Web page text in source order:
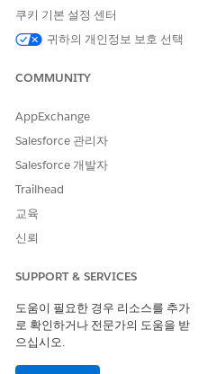
변경 사항을 저장합니다.
쿠키 기본 설정 센터
귀하의 개인정보 보호 선택
COMMUNITY
AppExchange
Salesforce 관리자
Salesforce 개발자
Trailhead
교육
신뢰
SUPPORT & SERVICES
도움이 필요한 경우 리소스를 추가
로 확인하거나 전문가의 도움을 받
으십시오.